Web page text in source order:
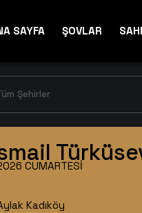
SAYFA ŞOVLAR
Şehirler
Kadıköy
CUMARTESI